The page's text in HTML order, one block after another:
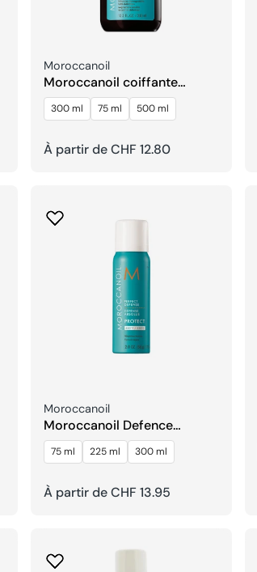
Fournisseur:
Moroccanoil
Moroccanoil coiffante
hydratante Crème
300 ml 75 ml 500 ml
Prix
À partir de CHF 12.80
Fournisseur:
Moroccanoil
Moroccanoil Defence
Absolue
75 ml 225 ml 300 ml
Prix
À partir de CHF 13.95